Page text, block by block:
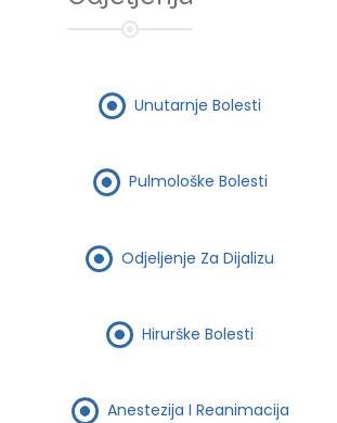
Unutarnje Bolesti
Pulmološke Bolesti
Odjeljenje Za Dijalizu
Hirurške Bolesti
Anestezija I Reanimacija